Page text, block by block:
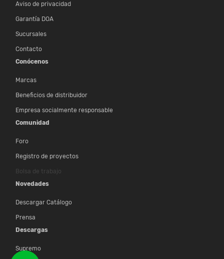
Aviso de privacidad
Garantía DOA
Sucursales
Contacto
Conócenos
Marcas
Beneficios de distribuidor
Empresa socialmente responsable
Comunidad
Foro
Registro de proyectos
Bolsa de trabajo
Novedades
Descargar Catálogo
Prensa
Descargas
Supremo